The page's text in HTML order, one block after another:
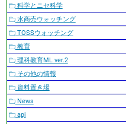
科学とニセ科学
水商売ウォッチング
TOSSウォッチング
教育
理科教育ML ver.2
その他の情報
資料置き場
News
apj